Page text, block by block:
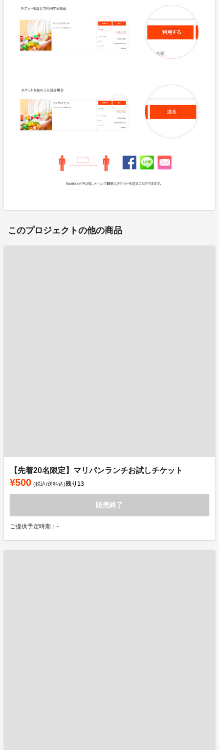
このプロジェクトの他の商品
【先着20名限定】マリパンランチお試しチケット
¥500 (税込/送料込)残り13
販売終了
ご提供予定時期：-